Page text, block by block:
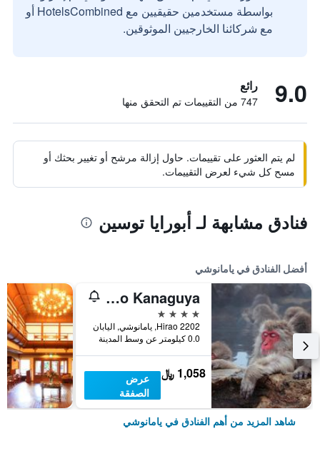
بواسطة مستخدمين حقيقيين مع HotelsCombined أو
مع شركائنا الخارجيين الموثوقين.
9.0 رائع
747 من التقييمات تم التحقق منها
لم يتم العثور على تقييمات. حاول إزالة مرشح أو تغيير بحثك أو
مسح كل شيء لعرض التقييمات.
فنادق مشابهة لـ أبورايا توسين
أفضل الفنادق في يامانوشي
Rekishinoyado Kanaguya
4 نجوم
Hirao 2202, يامانوشي, اليابان
0.0 كيلومتر عن وسط المدينة
1,058 ﷼
عرض
الصفقة
شاهد المزيد من أهم الفنادق في يامانوشي